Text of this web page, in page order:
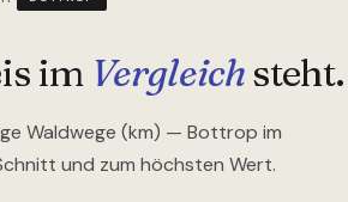
im Vergleichsteht.
Waldwege (km) — Bottrop im
und zum höchsten Wert.